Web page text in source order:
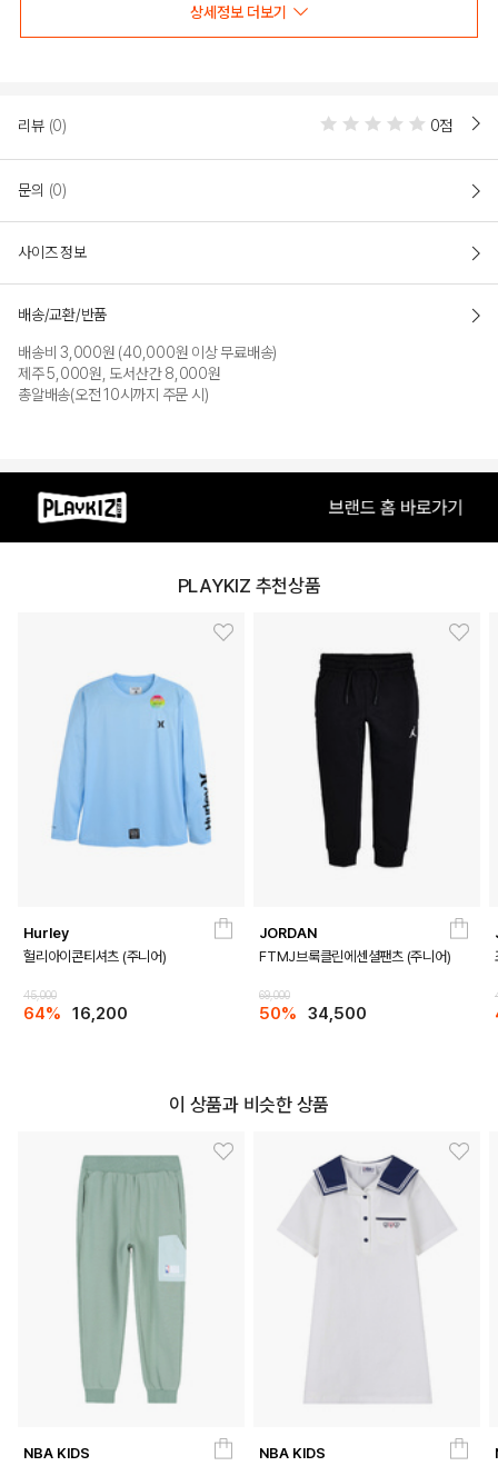
PRODUCT VIEW
상세정보 더보기
리뷰 (0) 0점
문의 (0)
사이즈 정보
배송/교환/반품
배송비 3,000원 (40,000원 이상 무료배송)
제주 5,000원, 도서산간 8,000원
총알배송(오전 10시까지 주문 시)
PLAYKIZ 추천상품
Hurley
헐리아이콘티셔츠 (주니어)
45,000
64% 16,200
JORDAN
FTMJ브룩클린에센셜팬츠 (주니어)
69,000
50% 34,500
이 상품과 비슷한 상품
NBA KIDS
NBA KIDS